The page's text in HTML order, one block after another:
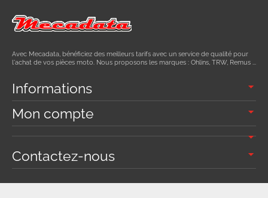
Avec Mecadata, bénéficiez des meilleurs tarifs avec un service de qualité pour
l'achat de vos pièces moto. Nous proposons les marques : Ohlins, TRW, Remus ...
Informations
Mon compte
Contactez-nous